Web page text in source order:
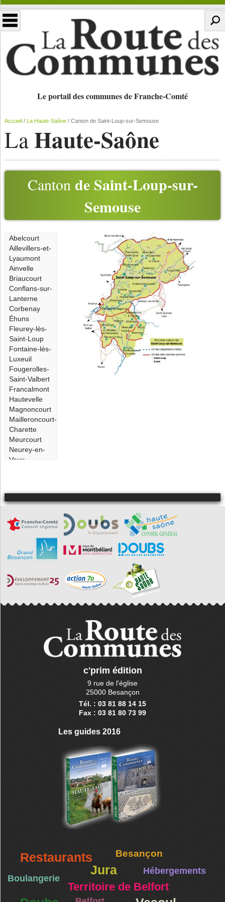
Le portail des communes de Franche-Comté
La Haute-Saône
Accueil/ La Haute-Saône/ Canton de Saint-Loup-sur-Semouse
Canton de Saint-Loup-sur-
Semouse
Abelcourt
Aillevillers-et-
Lyaumont
Ainvelle
Briaucourt
Conflans-sur-
Lanterne
Corbenay
Éhuns
Fleurey-lès-
Saint-Loup
Fontaine-lès-
Luxeuil
Fougerolles-
Saint-Valbert
Francalmont
Hautevelle
Magnoncourt
Mailleroncourt-
Charette
Meurcourt
Neurey-en-
Vaux
en-Chaux
Velorcey
La Villedieu-
Fontenette
Villers-lès-
Visoncourt
c'prim édition
9 rue de l'église
25000 Besançon
Tél. : 03 81 88 14 15
Fax : 03 81 80 73 99
Les guides 2016
Restaurants Besançon
Jura Hébergements
Boulangerie
Territoire de Belfort